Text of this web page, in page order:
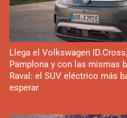
Llega el Volkswagen
Pamplona y con las mismas
Raval: el SUV eléctrico más
esperar